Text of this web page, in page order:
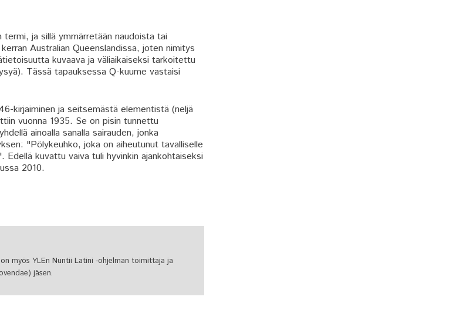
ja sillä ymmärretään naudoista tai
Australian Queenslandissa, joten nimitys
kuvaava ja väliaikaiseksi tarkoitettu
Tässä tapauksessa Q-kuume vastaisi
kirjaiminen ja seitsemästä elementistä (neljä
vuonna 1935. Se on pisin tunnettu
ainoalla sanalla sairauden, jonka
"Pölykeuhko, joka on aiheutunut tavalliselle
kuvattu vaiva tuli hyvinkin ajankohtaiseksi
2010.
myös YLEn Nuntii Latini -ohjelman toimittaja ja
jäsen.